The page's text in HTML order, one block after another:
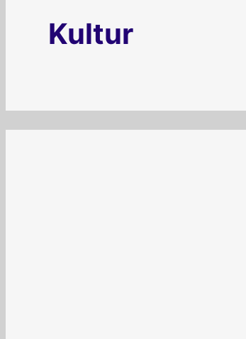
Kultur